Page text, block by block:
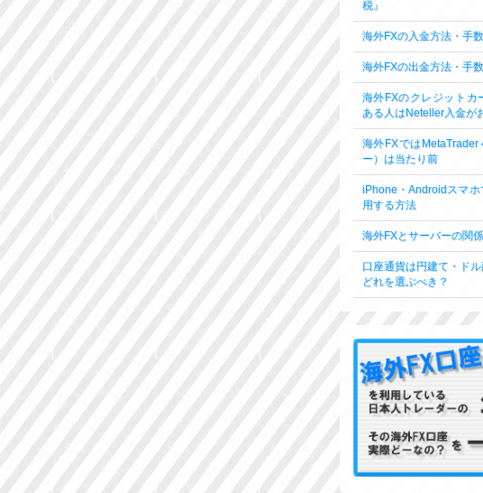
税』
海外FXの入金方法・手
海外FXの出金方法・手
海外FXのクレジットカ
ある人はNeteller入金が
海外FXでは
ー）は当たり前
iPhone・Androidスマホ
用する方法
海外FXとサーバーの関係
口座通貨は円建て・ド
どれを選ぶべき？